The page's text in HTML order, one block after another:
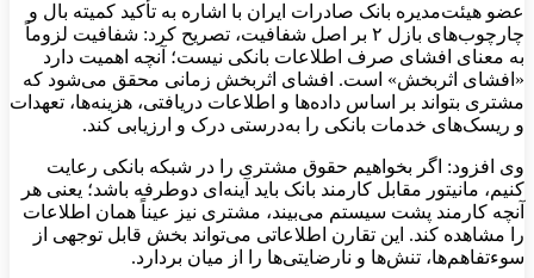
عضو هیئت‌مدیره بانک صادرات ایران با اشاره به تأکید کمیته بال و
چارچوب‌های بازل ۲ بر اصل شفافیت، تصریح کرد: شفافیت لزوماً
به معنای افشای صرف اطلاعات بانکی نیست؛ آنچه اهمیت دارد
«افشای اثربخش» است. افشای اثربخش زمانی محقق می‌شود که
مشتری بتواند بر اساس داده‌ها و اطلاعات دریافتی، هزینه‌ها، تعهدات
و ریسک‌های خدمات بانکی را به‌درستی درک و ارزیابی کند.
وی افزود: اگر بخواهیم حقوق مشتری را در شبکه بانکی رعایت
کنیم، مانیتور مقابل کارمند بانک باید آینه‌ای دوطرفه باشد؛ یعنی هر
آنچه کارمند پشت سیستم می‌بیند، مشتری نیز عیناً همان اطلاعات
را مشاهده کند. این تقارن اطلاعاتی می‌تواند بخش قابل توجهی از
سوءتفاهم‌ها، تنش‌ها و نارضایتی‌ها را از میان بردارد.